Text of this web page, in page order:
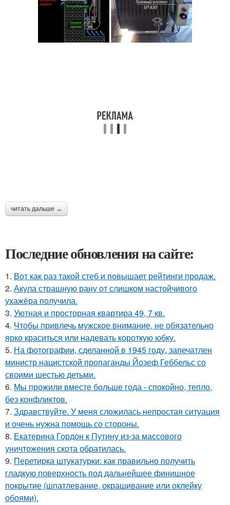
читать дальше →
Последние обновления на сайте:
1. Вот как раз такой стеб и повышает рейтинги продаж.
2. Акула страшную рану от слишком настойчивого
ухажёра получила.
3. Уютная и просторная квартира 49, 7 кв.
4. Чтобы привлечь мужское внимание, не обязательно
ярко краситься или надевать короткую юбку.
5. На фотографии, сделанной в 1945 году, запечатлен
министр нацистской пропаганды Йозеф Геббельс со
своими шестью детьми.
6. Мы прожили вместе больше года - спокойно, тепло,
без конфликтов.
7. Здравствуйте. У меня сложилась непростая ситуация
и очень нужна помощь со стороны.
8. Екатерина Гордон к Путину из-за массового
уничтожения скота обратилась.
9. Перетирка штукатурки: как правильно получить
гладкую поверхность под дальнейшее финишное
покрытие (шпатлевание, окрашивание или оклейку
обоями).